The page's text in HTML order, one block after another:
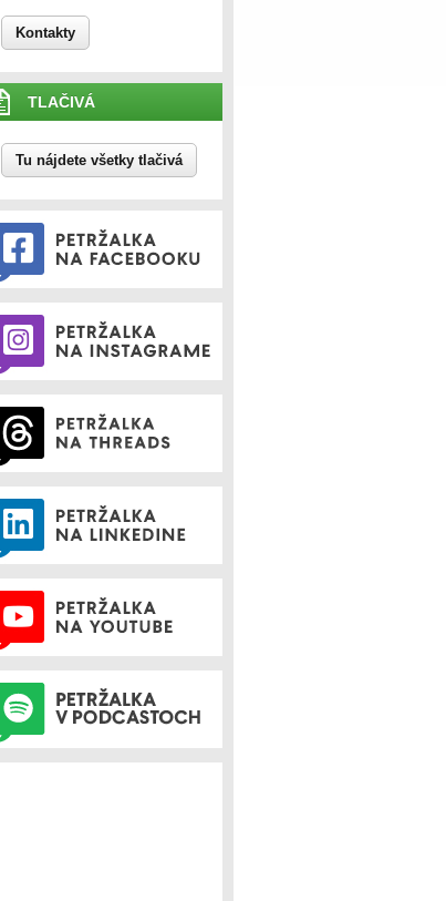
Kontakty
TLAČIVÁ
Tu nájdete všetky tlačivá